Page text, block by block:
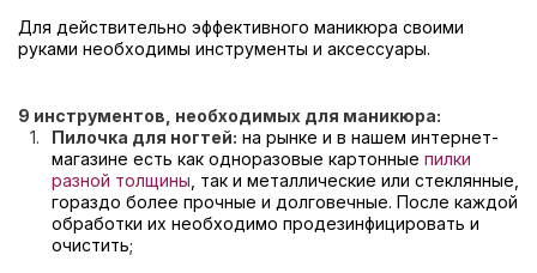
Для действительно эффективного маникюра своими
руками необходимы инструменты и аксессуары.
9 инструментов, необходимых для маникюра:
Пилочка для ногтей: на рынке и в нашем интернет-
магазине есть как одноразовые картонные пилки
разной толщины , так и металлические или стеклянные,
гораздо более прочные и долговечные. После каждой
обработки их необходимо продезинфицировать и
очистить;